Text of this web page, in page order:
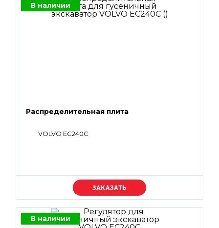
В наличии
Распределительная плита
VOLVO EC240C
Уточняйте цену
В наличии